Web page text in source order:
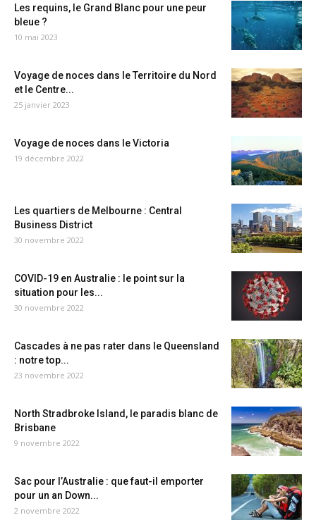
Les requins, le Grand Blanc pour une peur
bleue ?
10 mai 2023
Voyage de noces dans le Territoire du Nord
et le Centre...
25 janvier 2023
Voyage de noces dans le Victoria
19 décembre 2022
Les quartiers de Melbourne : Central
Business District
30 novembre 2022
COVID-19 en Australie : le point sur la
situation pour les...
30 novembre 2022
Cascades à ne pas rater dans le Queensland
: notre top...
23 novembre 2022
North Stradbroke Island, le paradis blanc de
Brisbane
9 novembre 2022
Sac pour l’Australie : que faut-il emporter
pour un an Down...
2 novembre 2022